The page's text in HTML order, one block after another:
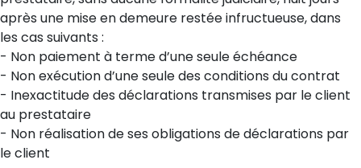
après une mise en demeure restée infructueuse, dans
les cas suivants :
- Non paiement à terme d’une seule échéance
- Non exécution d’une seule des conditions du contrat
- Inexactitude des déclarations transmises par le client
au prestataire
- Non réalisation de ses obligations de déclarations par
le client